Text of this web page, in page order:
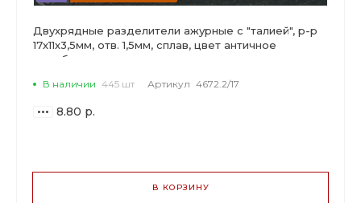
Двухрядные разделители ажурные с "талией", р-р
17х11х3,5мм, отв. 1,5мм, сплав, цвет античное
серебро.
В наличии 445 шт Артикул 4672.2/17
8.80 р.
8.80 р.
В КОРЗИНУ